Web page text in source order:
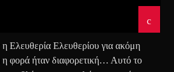
Ελευθερία Ελευθερίου για ακόμη
φορά ήταν διαφορετική… Αυτό το